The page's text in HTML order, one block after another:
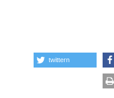
twittern